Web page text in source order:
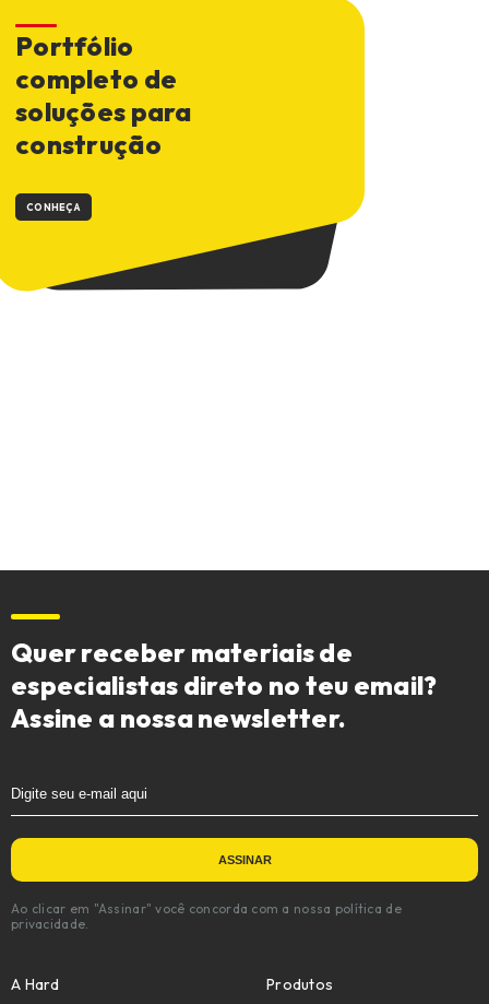
Portfólio
completo de
soluções para
construção
CONHEÇA
Quer receber materiais de
especialistas direto no teu email?
Assine a nossa newsletter.
Ao clicar em "Assinar" você concorda com a nossa política de
privacidade.
A Hard
Produtos